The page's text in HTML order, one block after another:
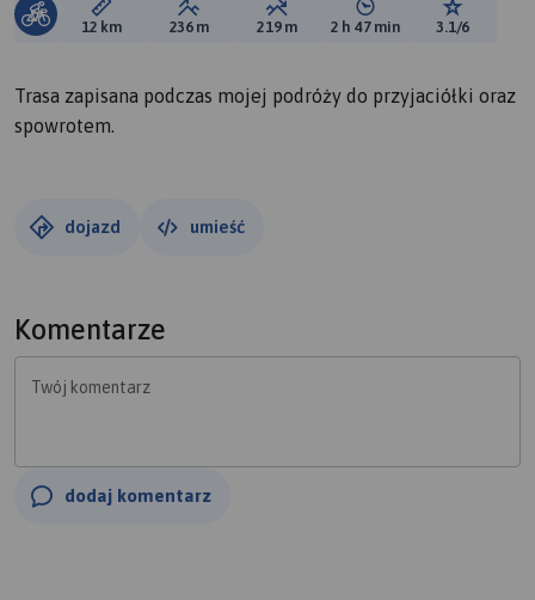
Długość trasy:
12 km Suma przewyższeń:
236 m Suma spadków:
219 m Średni czas potrzebny
2 h 47 min Ocena
3.1/6
Trasa zapisana podczas mojej podróży do przyjaciółki oraz
spowrotem.
dojazd umieść
Komentarze
Twój komentarz
dodaj komentarz